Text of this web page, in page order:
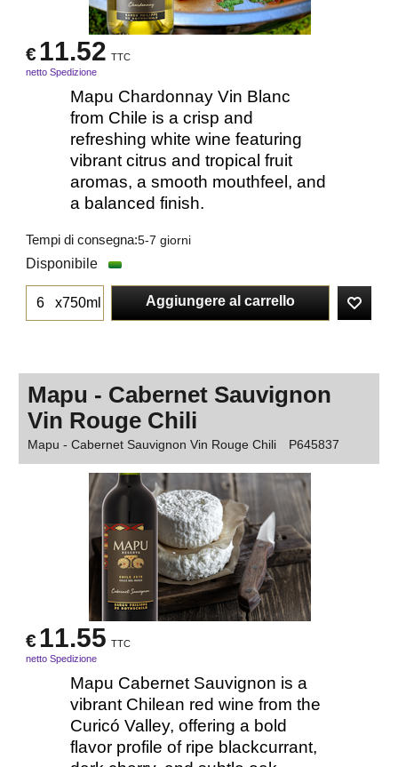
€11.52 TTC
netto Spedizione
Mapu Chardonnay Vin Blanc
from Chile is a crisp and
refreshing white wine featuring
vibrant citrus and tropical fruit
aromas, a smooth mouthfeel, and
a balanced finish.
Tempi di consegna:5-7 giorni
Disponibile
x750ml Aggiungere al carrello
Mapu - Cabernet Sauvignon
Vin Rouge Chili
Mapu - Cabernet Sauvignon Vin Rouge Chili P645837
€11.55 TTC
netto Spedizione
Mapu Cabernet Sauvignon is a
vibrant Chilean red wine from the
Curicó Valley, offering a bold
flavor profile of ripe blackcurrant,